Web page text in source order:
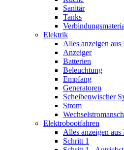
Sanitär
Tanks
Elektrik
Alles anzeigen
Anzeiger
Batterien
Beleuchtung
Empfang
Generatoren
Scheibenwischer
Strom
Elektrobootfahren
Alles anzeigen
Schritt 1